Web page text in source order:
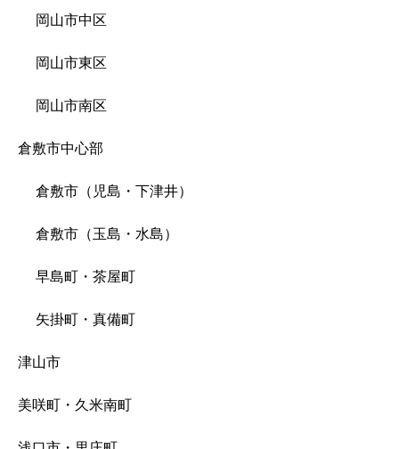
岡山市中区
岡山市東区
岡山市南区
倉敷市中心部
倉敷市（児島・下津井）
倉敷市（玉島・水島）
早島町・茶屋町
矢掛町・真備町
津山市
美咲町・久米南町